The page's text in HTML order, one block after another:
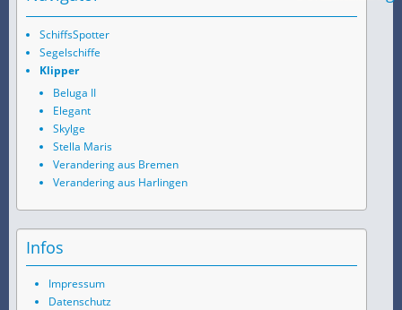
SchiffsSpotter
Segelschiffe
Klipper
Beluga II
Elegant
Skylge
Stella Maris
Verandering aus Bremen
Verandering aus Harlingen
Infos
Impressum
Datenschutz